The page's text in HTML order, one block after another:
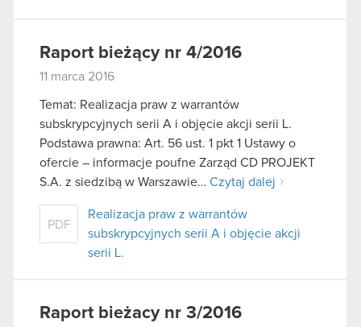
Raport bieżący nr 4/2016
11 marca 2016
Temat: Realizacja praw z warrantów
subskrypcyjnych serii A i objęcie akcji serii L.
Podstawa prawna: Art. 56 ust. 1 pkt 1 Ustawy o
ofercie – informacje poufne Zarząd CD PROJEKT
S.A. z siedzibą w Warszawie… Czytaj dalej
PDF
Realizacja praw z warrantów
subskrypcyjnych serii A i objęcie akcji
serii L.
Raport bieżacy nr 3/2016